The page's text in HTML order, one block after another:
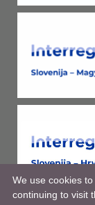
We use cookies
continuing to visit